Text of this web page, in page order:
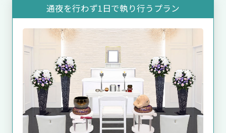
通夜を⾏わず1⽇で執り⾏うプラン